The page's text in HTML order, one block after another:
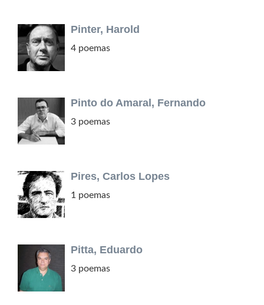
Pinter, Harold
4 poemas
Pinto do Amaral, Fernando
3 poemas
Pires, Carlos Lopes
1 poemas
Pitta, Eduardo
3 poemas